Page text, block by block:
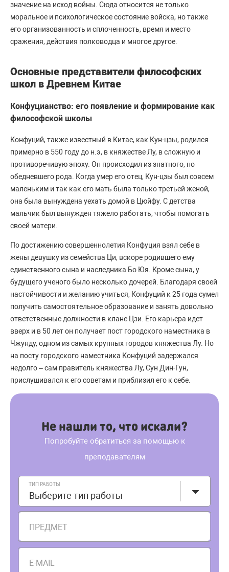
значение на исход войны. Сюда относится не только
моральное и психологическое состояние войска, но также
его организованность и сплоченность, время и место
сражения, действия полководца и многое другое.
Основные представители философских
школ в Древнем Китае
Конфуцианство: его появление и формирование как
философской школы
Конфуций, также известный в Китае, как Кун-цзы, родился
примерно в 550 году до н.э, в княжестве Лу, в сложную и
противоречивую эпоху. Он происходил из знатного, но
обедневшего рода. Когда умер его отец, Кун-цзы был совсем
маленьким и так как его мать была только третьей женой,
она была вынуждена уехать домой в Цюйфу. С детства
мальчик был вынужден тяжело работать, чтобы помогать
своей матери.
По достижению совершеннолетия Конфуция взял себе в
жены девушку из семейства Ци, вскоре родившего ему
единственного сына и наследника Бо Юя. Кроме сына, у
будущего ученого было несколько дочерей. Благодаря своей
настойчивости и желанию учиться, Конфуций к 25 года сумел
получить самостоятельное образование и занять довольно
ответственные должности в клане Цзи. Его карьера идет
вверх и в 50 лет он получает пост городского наместника в
Чжунду, одном из самых крупных городов княжества Лу. Но
на посту городского наместника Конфуций задержался
недолго – сам правитель княжества Лу, Сун Дин-Гун,
прислушивался к его советам и приблизил его к себе.
Не нашли то, что искали?
Попробуйте обратиться за помощью к
преподавателям
ТИП РАБОТЫ
Выберите тип работы
ПРЕДМЕТ
E-MAIL